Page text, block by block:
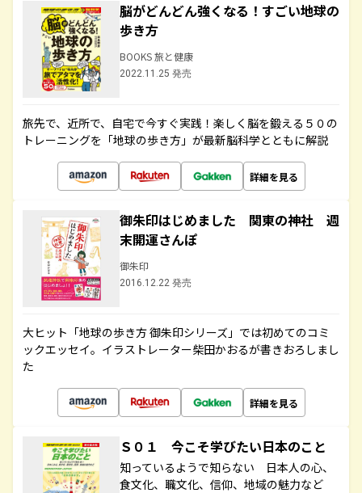
脳がどんどん強くなる！すごい地球の
歩き方
BOOKS 旅と健康
2022.11.25 発売
旅先で、近所で、自宅で今すぐ実践！楽しく脳を鍛える５０の
トレーニングを「地球の歩き方」が最新脳科学とともに解説
詳細を見る
御朱印はじめました 関東の神社 週
末開運さんぽ
御朱印
2016.12.22 発売
大ヒット「地球の歩き方 御朱印シリーズ」では初めてのコミ
ックエッセイ。イラストレーター柴田かおるが書きおろしまし
た
詳細を見る
Ｓ０１ 今こそ学びたい日本のこと
知っているようで知らない 日本人の心、
食文化、職文化、信仰、地域の魅力など